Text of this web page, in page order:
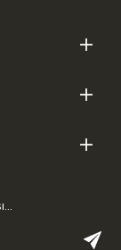
yıllar korumak